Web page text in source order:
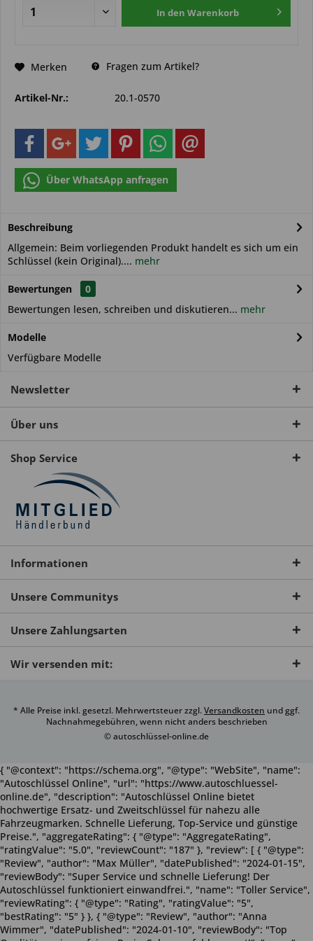
In den Warenkorb
Merken Fragen zum Artikel?
Artikel-Nr.: 20.1-0570
Über WhatsApp anfragen
Beschreibung
Allgemein: Beim vorliegenden Produkt handelt es sich um ein
Schlüssel (kein Original).... mehr
Bewertungen
0
Bewertungen lesen, schreiben und diskutieren... mehr
Modelle
Verfügbare Modelle
Newsletter
Über uns
Shop Service
Informationen
Unsere Communitys
Unsere Zahlungsarten
Wir versenden mit:
* Alle Preise inkl. gesetzl. Mehrwertsteuer zzgl.Versandkosten und ggf.
Nachnahmegebühren, wenn nicht anders beschrieben
© autoschlüssel-online.de
{ "@context": "https://schema.org", "@type": "WebSite", "name":
"Autoschlüssel Online", "url": "https://www.autoschluessel-
online.de", "description": "Autoschlüssel Online bietet
hochwertige Ersatz- und Zweitschlüssel für nahezu alle
Fahrzeugmarken. Schnelle Lieferung, Top-Service und günstige
Preise.", "aggregateRating": { "@type": "AggregateRating",
"ratingValue": "5.0", "reviewCount": "187" }, "review": [ { "@type":
"Review", "author": "Max Müller", "datePublished": "2024-01-15",
"reviewBody": "Super Service und schnelle Lieferung! Der
Autoschlüssel funktioniert einwandfrei.", "name": "Toller Service",
"reviewRating": { "@type": "Rating", "ratingValue": "5",
"bestRating": "5" } }, { "@type": "Review", "author": "Anna
Wimmer", "datePublished": "2024-01-10", "reviewBody": "Top